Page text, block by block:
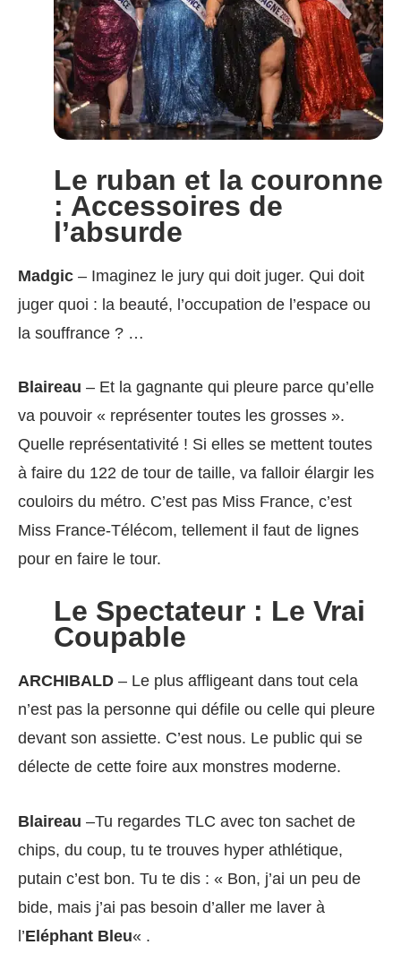
Le ruban et la couronne
: Accessoires de
l’absurde
Madgic – Imaginez le jury qui doit juger. Qui doit
juger quoi : la beauté, l’occupation de l’espace ou
la souffrance ? …
Blaireau – Et la gagnante qui pleure parce qu’elle
va pouvoir « représenter toutes les grosses ».
Quelle représentativité ! Si elles se mettent toutes
à faire du 122 de tour de taille, va falloir élargir les
couloirs du métro. C’est pas Miss France, c’est
Miss France-Télécom, tellement il faut de lignes
pour en faire le tour.
Le Spectateur : Le Vrai
Coupable
ARCHIBALD – Le plus affligeant dans tout cela
n’est pas la personne qui défile ou celle qui pleure
devant son assiette. C’est nous. Le public qui se
délecte de cette foire aux monstres moderne.
Blaireau –Tu regardes TLC avec ton sachet de
chips, du coup, tu te trouves hyper athlétique,
putain c’est bon. Tu te dis : « Bon, j’ai un peu de
bide, mais j’ai pas besoin d’aller me laver à
l’Eléphant Bleu« .